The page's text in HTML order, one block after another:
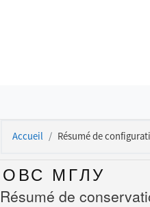
Accueil Résumé de
ОВС МГЛУ
Résumé de